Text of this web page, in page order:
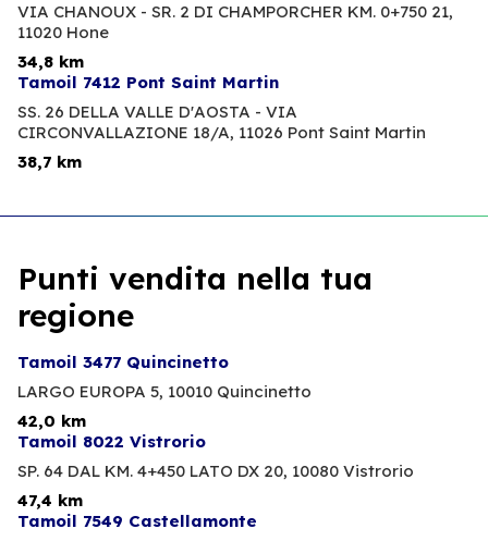
VIA CHANOUX - SR. 2 DI CHAMPORCHER KM. 0+750 21,
11020 Hone
34,8 km
Tamoil 7412 Pont Saint Martin
SS. 26 DELLA VALLE D'AOSTA - VIA
CIRCONVALLAZIONE 18/A, 11026 Pont Saint Martin
38,7 km
Punti vendita nella tua
regione
Tamoil 3477 Quincinetto
LARGO EUROPA 5, 10010 Quincinetto
42,0 km
Tamoil 8022 Vistrorio
SP. 64 DAL KM. 4+450 LATO DX 20, 10080 Vistrorio
47,4 km
Tamoil 7549 Castellamonte